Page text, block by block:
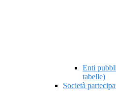
Enti
tabelle)
Società